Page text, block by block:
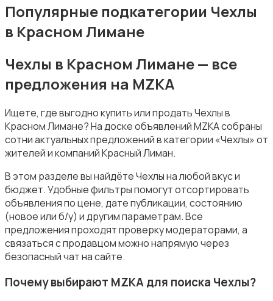
Зарядные устройства
Чехлы
Аксессуары
Популярные подкатегории Чехлы
в Красном Лимане
Чехлы в Красном Лимане — все
предложения на MZKA
Ищете, где выгодно купить или продать Чехлы в
Красном Лимане? На доске объявлений MZKA собраны
сотни актуальных предложений в категории «Чехлы» от
жителей и компаний Красный Лиман.
В этом разделе вы найдёте Чехлы на любой вкус и
бюджет. Удобные фильтры помогут отсортировать
объявления по цене, дате публикации, состоянию
(новое или б/у) и другим параметрам. Все
предложения проходят проверку модераторами, а
связаться с продавцом можно напрямую через
безопасный чат на сайте.
Почему выбирают MZKA для поиска Чехлы?